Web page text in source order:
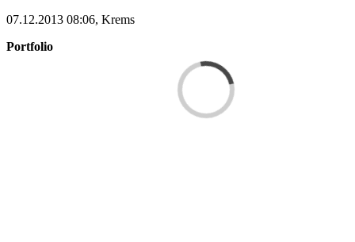
07.12.2013 08:06, Krems
Portfolio